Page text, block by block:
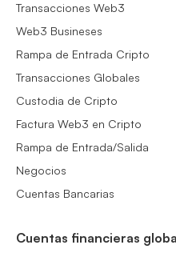
Transacciones Web3
Web3 Busineses
Rampa de Entrada Cripto
Transacciones Globales
Custodia de Cripto
Factura Web3 en Cripto
Rampa de Entrada/Salida
Negocios
Cuentas Bancarias
Cuentas financieras